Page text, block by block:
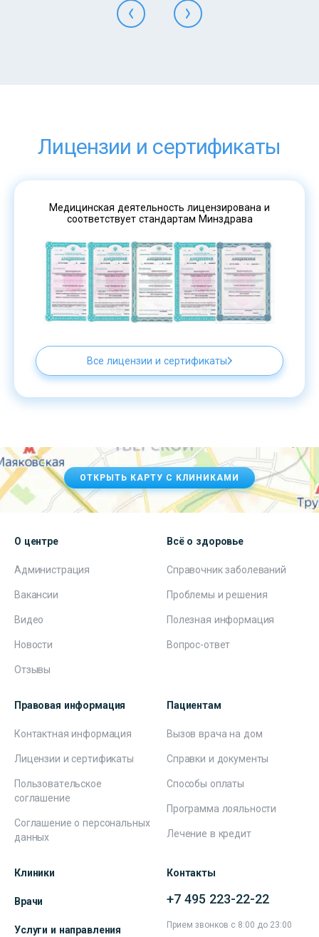
Лицензии и сертификаты
Медицинская деятельность лицензирована и
соответствует стандартам Минздрава
Все лицензии и сертификаты
ОТКРЫТЬ КАРТУ С КЛИНИКАМИ
О центре
Администрация
Вакансии
Видео
Новости
Отзывы
Всё о здоровье
Справочник заболеваний
Проблемы и решения
Полезная информация
Вопрос-ответ
Правовая информация
Контактная информация
Лицензии и сертификаты
Пользовательское
соглашение
Соглашение о персональных
данных
Пациентам
Вызов врача на дом
Справки и документы
Способы оплаты
Программа лояльности
Лечение в кредит
Клиники
Врачи
Услуги и направления
Контакты
+7 495 223-22-22
Прием звонков с 8:00 до 23:00